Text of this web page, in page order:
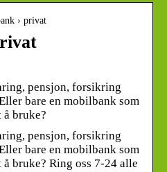
› privat
pensjon, forsikring
bare en mobilbank som
bruke?
pensjon, forsikring
bare en mobilbank som
bruke? Ring oss 7-24 alle